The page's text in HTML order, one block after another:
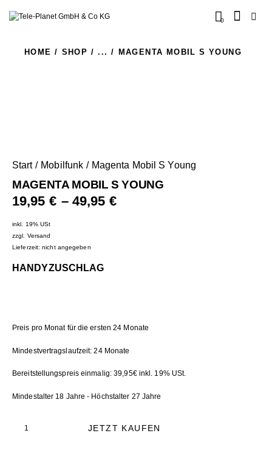
0
HOME SHOP ... MAGENTA MOBIL S YOUNG
Start Mobilfunk Magenta Mobil S Young
MAGENTA MOBIL S YOUNG
19,95 € – 49,95 €
inkl. 19% USt
zzgl. Versand
Lieferzeit: nicht angegeben
HANDYZUSCHLAG
Preis pro Monat für die ersten 24 Monate
Mindestvertragslaufzeit: 24 Monate
Bereitstellungspreis einmalig: 39,95€ inkl. 19% USt.
Mindestalter 18 Jahre - Höchstalter 27 Jahre
JETZT KAUFEN